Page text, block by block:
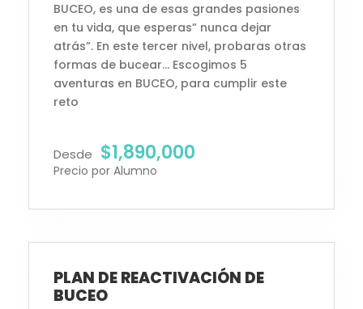
Desde $1,890,000
Precio por Alumno
BUCEO, es una de esas grandes pasiones
en tu vida, que esperas” nunca dejar
atrás”. En este tercer nivel, probaras otras
formas de bucear… Escogimos 5
aventuras en BUCEO, para cumplir este
reto
Inscripciones Abiertas
PLAN DE REACTIVACIÓN DE
BUCEO